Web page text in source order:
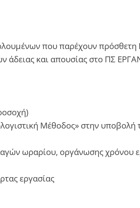
που παρέχουν πρόσθετη
άδειας και απουσίας στο ΠΣ
Μέθοδος» στην
ωραρίου, οργάνωσης χρόνου
εργασίας